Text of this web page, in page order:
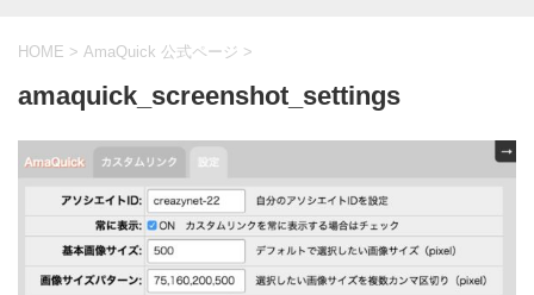
HOME > AmaQuick 公式ページ >
amaquick_screenshot_settings